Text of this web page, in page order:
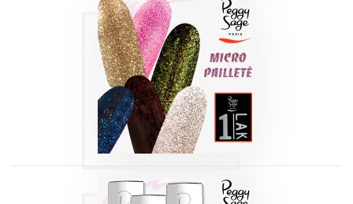
1-LAK 3-EN-1 SÉRIE
| MICRO-PAILLETÉ
5 ML
Produits